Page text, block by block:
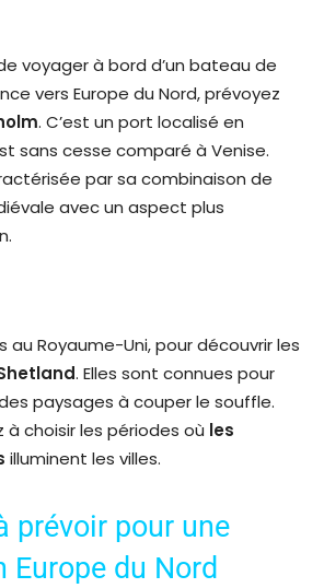
voyager à bord d’un bateau de
vers Europe du Nord, prévoyez
. C’est un port localisé en
sans cesse comparé à Venise.
par sa combinaison de
avec un aspect plus
au Royaume-Uni, pour découvrir les
. Elles sont connues pour
paysages à couper le souffle.
à choisir les périodes où les
illuminent les villes.
prévoir pour une
Europe du Nord